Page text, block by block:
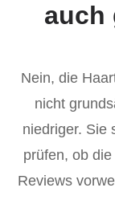
auch
Nein, die
nicht
niedriger. Sie
prüfen, ob
Reviews